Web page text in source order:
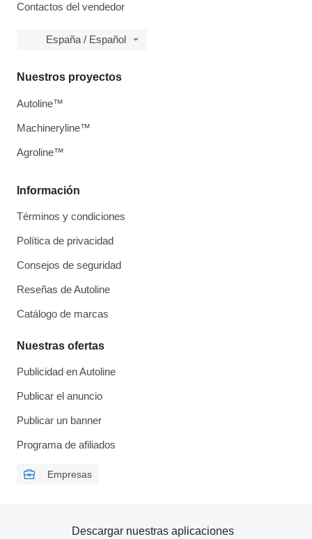
Contactos del vendedor
España / Español
Información
Términos y condiciones
Política de privacidad
Consejos de seguridad
Reseñas de Autoline
Catálogo de marcas
Nuestras ofertas
Publicidad en Autoline
Publicar el anuncio
Publicar un banner
Programa de afiliados
Empresas
Nuestros proyectos
Autoline™
Machineryline™
Agroline™
Descargar nuestras aplicaciones